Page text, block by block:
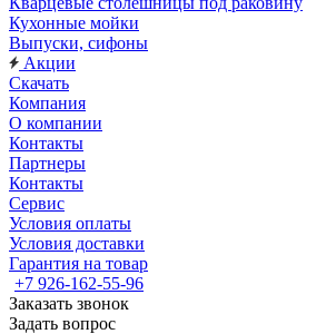
Кухонные мойки
Выпуски, сифоны
Акции
Скачать
Компания
О компании
Контакты
Партнеры
Контакты
Сервис
Условия оплаты
Условия доставки
Гарантия на товар
+7 926-162-55-96
Заказать звонок
Задать вопрос